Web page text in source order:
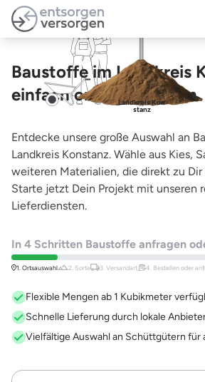
Zum Hauptinhalt springen
Baustoffe im Landkreis
einfach online bestellen
Landkreis Kon
stanz
Entdecke unsere große Auswahl an
Landkreis Konstanz. Wähle aus Kies,
weiteren Materialien, die direkt zu
Starte jetzt Dein Projekt mit unseren
Lieferdiensten.
In 4 Schritten Baustoffe anfragen
1. Ortsauswahl 2. Sorte 3. Versandart, 4. Bestellen oder
Flexible Mengen ab 1 Kubikmeter
Schnelle Lieferung durch lokale
Vielfältige Auswahl an Schüttgütern für